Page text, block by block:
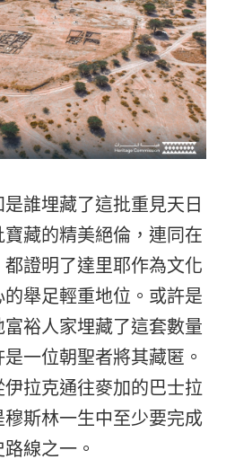
誰埋藏了這批重見天日
藏的精美絕倫，連同在
證明了達里耶作為文化
舉足輕重地位。或許是
裕人家埋藏了這套數量
一位朝聖者將其藏匿。
拉克通往麥加的巴士拉
斯林一生中至少要完成
線之一。